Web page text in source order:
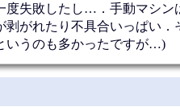
度失敗したし…．手動マシ
がれたり不具合いっぱい
いうのも多かったですが…)